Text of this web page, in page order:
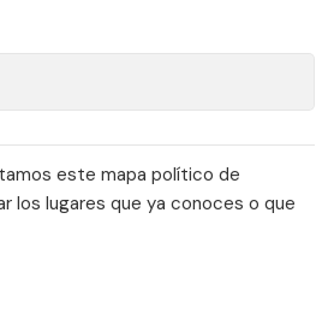
este mapa político de
los lugares que ya conoces o que